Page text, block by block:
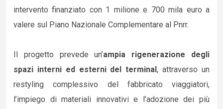
intervento finanziato con 1 milione e 700 mila euro a
valere sul Piano Nazionale Complementare al Pnrr.
Il progetto prevede un’ampia rigenerazione degli
spazi interni ed esterni del terminal, attraverso un
restyling complessivo del fabbricato viaggiatori,
l’impiego di materiali innovativi e l’adozione dei più